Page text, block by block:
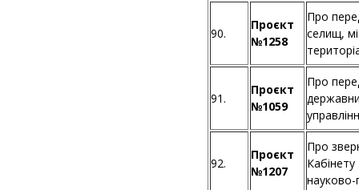
90.
Проєкт
№1258
Про
селищ,
91.
Проєкт
№1059
Про
92.
Проєкт
№1207
Про
науково-